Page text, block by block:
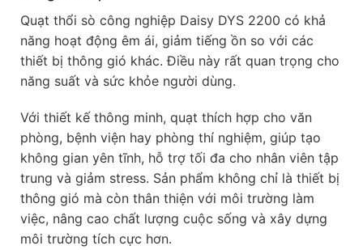
Quạt thổi sò công nghiệp Daisy DYS 2200 có khả
năng hoạt động êm ái, giảm tiếng ồn so với các
thiết bị thông gió khác. Điều này rất quan trọng cho
năng suất và sức khỏe người dùng.
Với thiết kế thông minh, quạt thích hợp cho văn
phòng, bệnh viện hay phòng thí nghiệm, giúp tạo
không gian yên tĩnh, hỗ trợ tối đa cho nhân viên tập
trung và giảm stress. Sản phẩm không chỉ là thiết bị
thông gió mà còn thân thiện với môi trường làm
việc, nâng cao chất lượng cuộc sống và xây dựng
môi trường tích cực hơn.